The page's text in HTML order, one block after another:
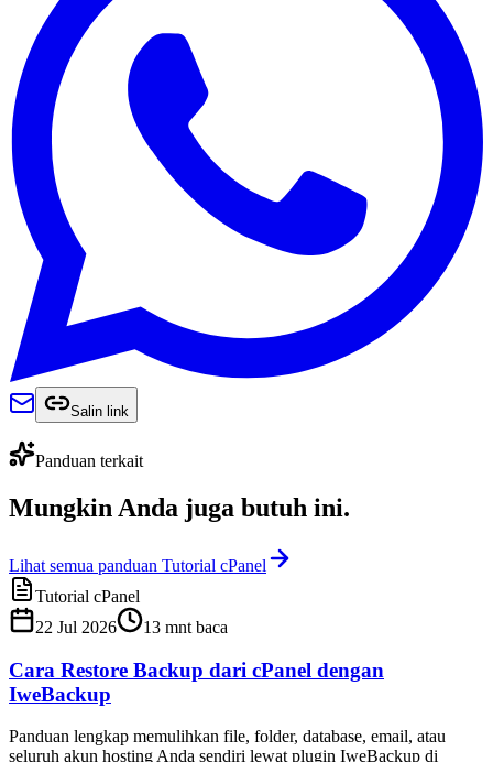
Salin link
Panduan terkait
Mungkin Anda juga butuh ini.
Lihat semua panduan Tutorial cPanel
Tutorial cPanel
22 Jul 2026
13 mnt baca
Cara Restore Backup dari cPanel dengan
IweBackup
Panduan lengkap memulihkan file, folder, database, email, atau
seluruh akun hosting Anda sendiri lewat plugin IweBackup di